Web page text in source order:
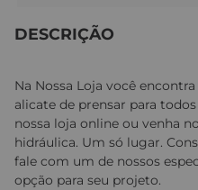
DESCRIÇÃO
Na Nossa Loja você
alicate de prensar para
nossa loja online ou venha
hidráulica. Um só lugar.
fale com um de nossos
opção para seu projeto.